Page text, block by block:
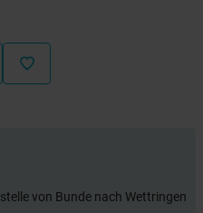
von Bunde nach Wettringen